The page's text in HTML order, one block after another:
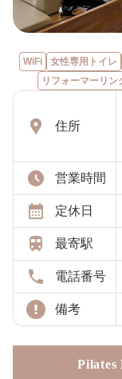
WiFi 女性専用トイレ
リフォーマーリン
住所
営業時間
定休日
最寄駅
電話番号
備考
Pilates